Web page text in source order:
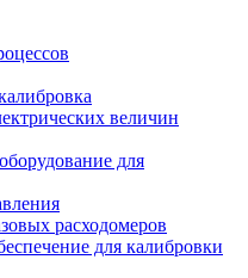
величин
для
расходомеров
для калибровки